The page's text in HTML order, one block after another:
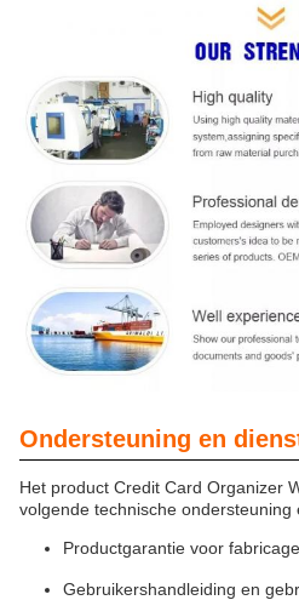
Ondersteuning en
Het product Credit Card Organizer
volgende technische ondersteuning
Productgarantie voor
Gebruikershandleiding en